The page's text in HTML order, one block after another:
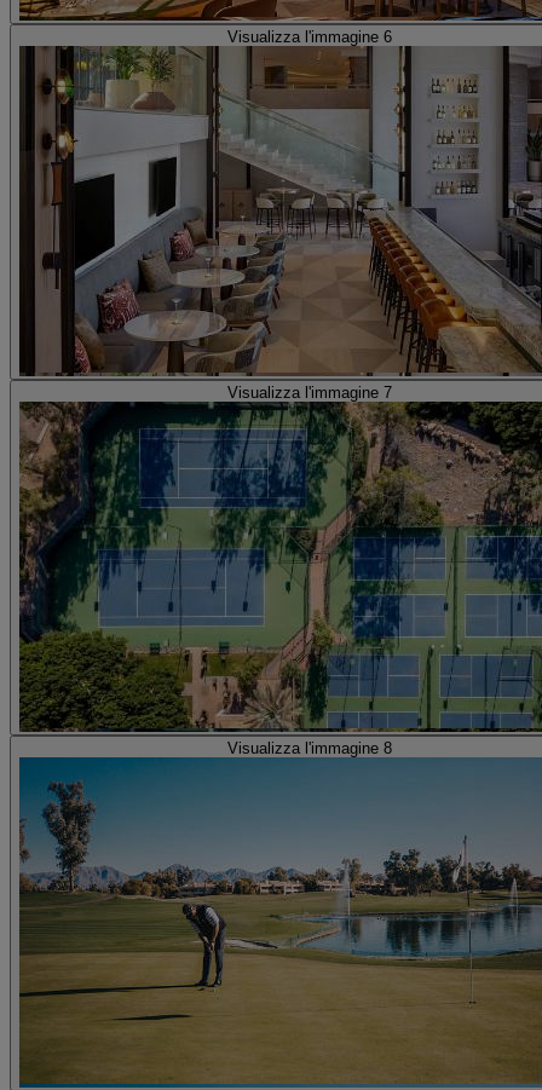
Visualizza l'immagine 6
Visualizza l'immagine 7
Visualizza l'immagine 8